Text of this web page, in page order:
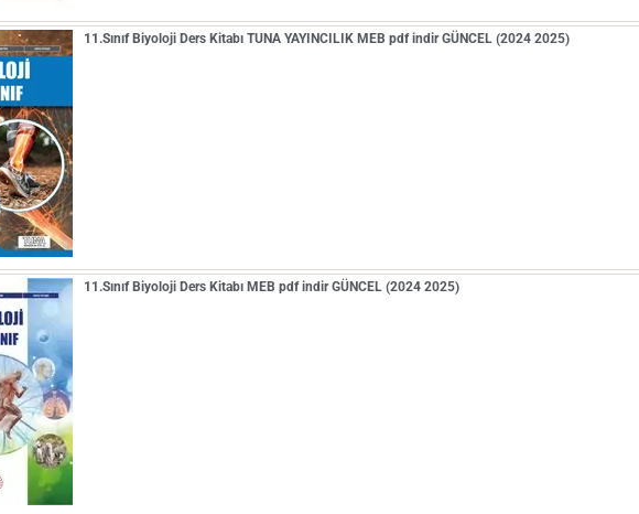
11.Sınıf Biyoloji Ders Kitabı TUNA YAYINCILIK MEB pdf indir GÜNCEL (2024 2025)
11.Sınıf Biyoloji Ders Kitabı MEB pdf indir GÜNCEL (2024 2025)